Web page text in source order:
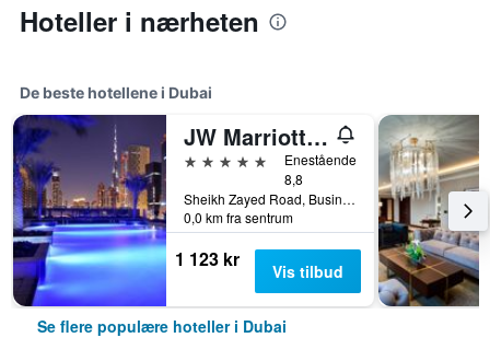
Hoteller i nærheten
De beste hotellene i Dubai
JW Marriott Marquis Hotel Dubai
5 stjerner
Enestående
8,8
Sheikh Zayed Road, Business Bay Dubai 121000 AE, Dubai, Forente Arabiske Emirater
0,0 km fra sentrum
1 123 kr Vis tilbud
Se flere populære hoteller i Dubai